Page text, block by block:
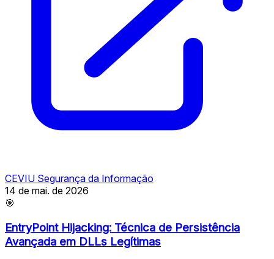
CEVIU Segurança da Informação
14 de mai. de 2026
🎯
EntryPoint Hijacking: Técnica de Persistência
Avançada em DLLs Legítimas